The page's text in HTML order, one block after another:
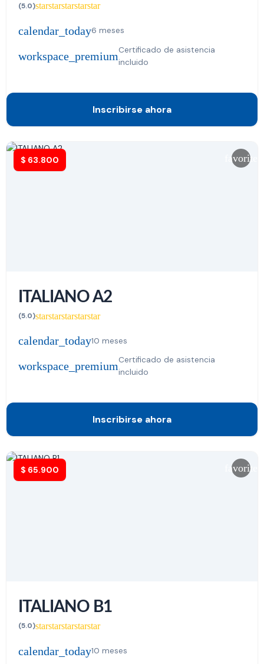
(5.0)starstarstarstarstar
calendar_today6 meses
workspace_premiumCertificado de asistencia
incluido
Inscribirse ahora
$ 63.800 favorite
ITALIANO A2
(5.0)starstarstarstarstar
calendar_today10 meses
workspace_premiumCertificado de asistencia
incluido
Inscribirse ahora
$ 65.900 favorite
ITALIANO B1
(5.0)starstarstarstarstar
calendar_today10 meses